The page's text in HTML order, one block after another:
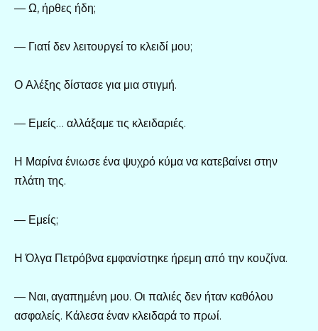
— Ω, ήρθες ήδη;
— Γιατί δεν λειτουργεί το κλειδί μου;
Ο Αλέξης δίστασε για μια στιγμή.
— Εμείς… αλλάξαμε τις κλειδαριές.
Η Μαρίνα ένιωσε ένα ψυχρό κύμα να κατεβαίνει στην
πλάτη της.
— Εμείς;
Η Όλγα Πετρόβνα εμφανίστηκε ήρεμη από την κουζίνα.
— Ναι, αγαπημένη μου. Οι παλιές δεν ήταν καθόλου
ασφαλείς. Κάλεσα έναν κλειδαρά το πρωί.